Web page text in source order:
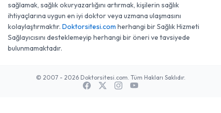
sağlamak, sağlık okuryazarlığını artırmak, kişilerin sağlık
ihtiyaçlarına uygun en iyi doktor veya uzmana ulaşmasını
kolaylaştırmaktır. Doktorsitesi.com herhangi bir Sağlık Hizmeti
Sağlayıcısını desteklemeyip herhangi bir öneri ve tavsiyede
bulunmamaktadır.
© 2007 - 2026 Doktorsitesi.com. Tüm Hakları Saklıdır.